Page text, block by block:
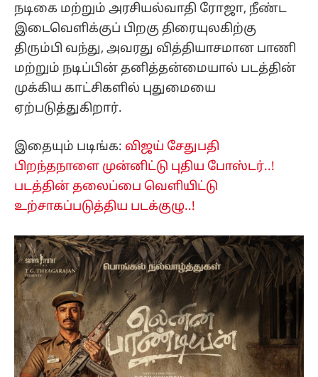
நடிகை மற்றும் அரசியல்வாதி ரோஜா, நீண்ட
இடைவெளிக்குப் பிறகு திரையுலகிற்கு
திரும்பி வந்து, அவரது வித்தியாசமான பாணி
மற்றும் நடிப்பின் தனித்தன்மையால் படத்தின்
முக்கிய காட்சிகளில் புதுமையை
ஏற்படுத்துகிறார்.
இதையும் படிங்க: விஜய் சேதுபதி
பிறந்தநாளை முன்னிட்டு புதிய போஸ்டர்..!
படத்தின் தலைப்பை வெளியிட்டு
உற்சாகப்படுத்திய படக்குழு..!